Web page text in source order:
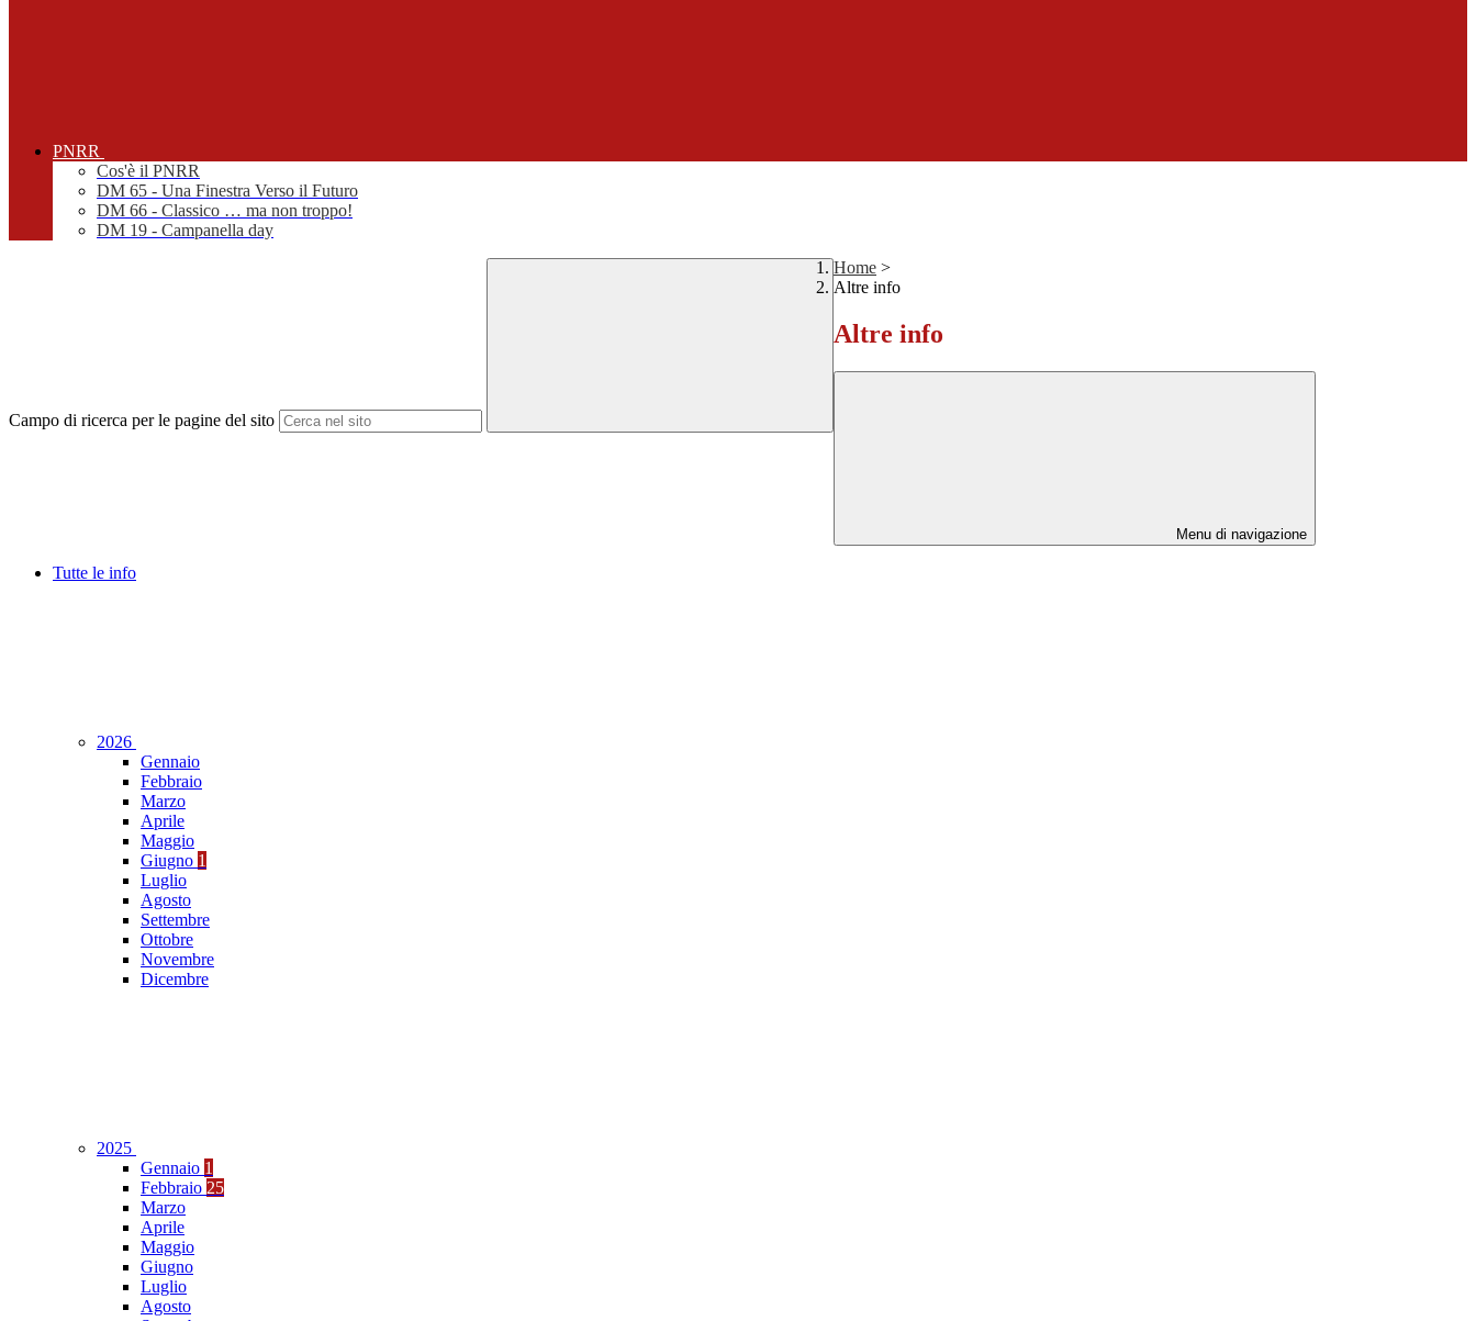
PNRR
Cos'è il PNRR
DM 65 - Una Finestra Verso il Futuro
DM 66 - Classico … ma non troppo!
DM 19 - Campanella day
Campo di ricerca per le pagine del sito
Home >
Altre info
Altre info
Menu di navigazione
Tutte le info
2026
Gennaio
Febbraio
Marzo
Aprile
Maggio
Giugno 1
Luglio
Agosto
Settembre
Ottobre
Novembre
Dicembre
2025
Gennaio 1
Febbraio 25
Marzo
Aprile
Maggio
Giugno
Luglio
Agosto